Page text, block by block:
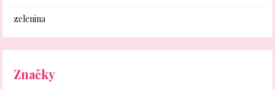
zelenina
Značky